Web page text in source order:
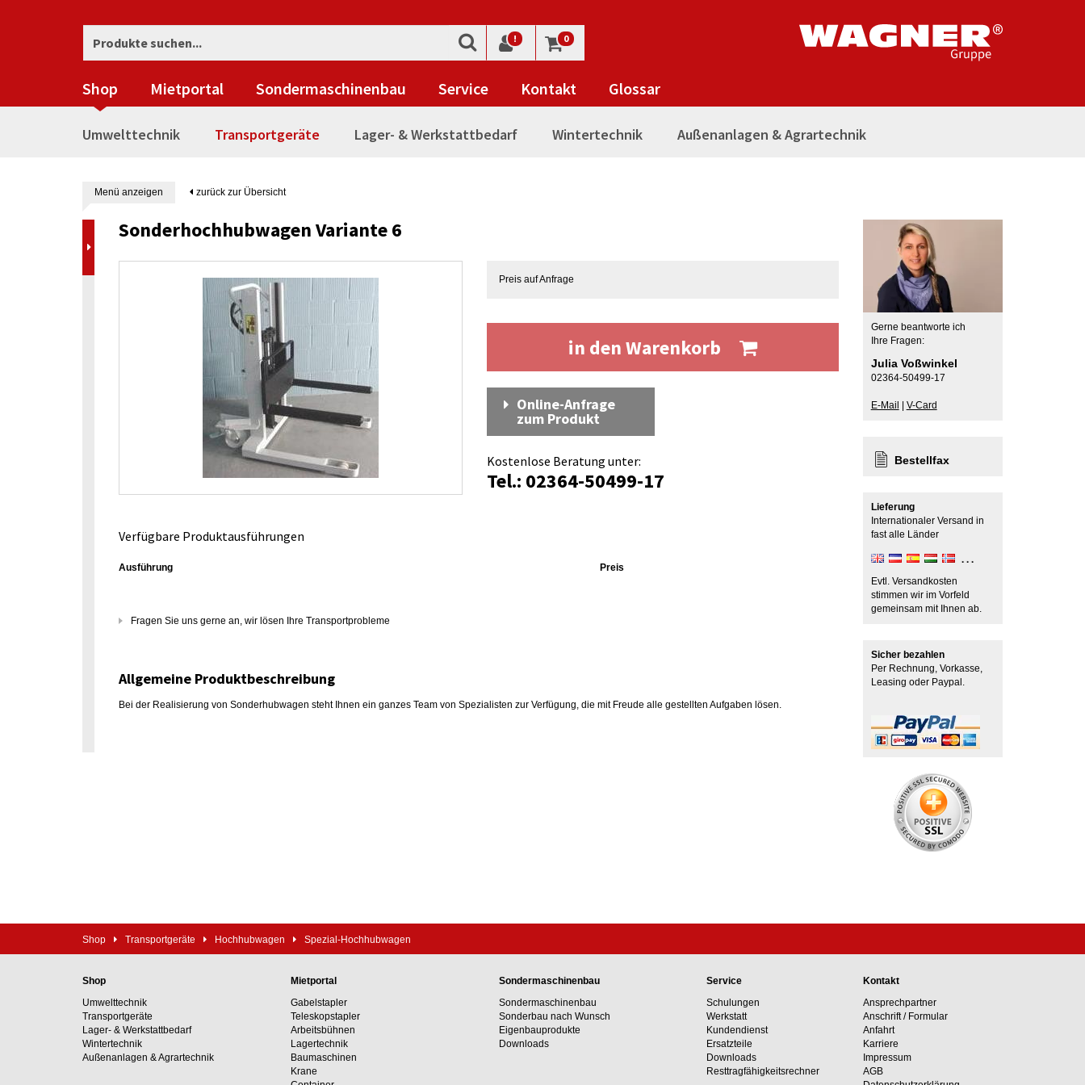
! 0
Shop Mietportal Sondermaschinenbau Service Kontakt Glossar
Umwelttechnik Transportgeräte Lager- & Werkstattbedarf Wintertechnik Außenanlagen & Agrartechnik
Menü anzeigen zurück zur Übersicht
Sonderhochhubwagen Variante 6
Preis auf Anfrage
in den Warenkorb
Online-Anfrage
zum Produkt
Kostenlose Beratung unter:
Tel.: 02364-50499-17
Verfügbare Produktausführungen
Ausführung Preis
Fragen Sie uns gerne an, wir lösen Ihre Transportprobleme
Allgemeine Produktbeschreibung
Bei der Realisierung von Sonderhubwagen steht Ihnen ein ganzes Team von Spezialisten zur Verfügung, die mit Freude alle gestellten Aufgaben lösen.
Gerne beantworte ich
Ihre Fragen:
Julia Voßwinkel
02364-50499-17
E-Mail V-Card
Bestellfax
Lieferung
Internationaler Versand in
fast alle Länder
Evtl. Versandkosten
stimmen wir im Vorfeld
gemeinsam mit Ihnen ab.
Sicher bezahlen
Per Rechnung, Vorkasse,
Leasing oder Paypal.
Shop Transportgeräte Hochhubwagen Spezial-Hochhubwagen
Shop
Umwelttechnik
Transportgeräte
Lager- & Werkstattbedarf
Wintertechnik
Außenanlagen & Agrartechnik
Mietportal
Gabelstapler
Teleskopstapler
Arbeitsbühnen
Lagertechnik
Baumaschinen
Krane
Sondermaschinenbau
Sondermaschinenbau
Sonderbau nach Wunsch
Eigenbauprodukte
Downloads
Service
Schulungen
Werkstatt
Kundendienst
Ersatzteile
Downloads
Resttragfähig­keits­rechner
Kontakt
Ansprechpartner
Anschrift / Formular
Anfahrt
Karriere
Impressum
AGB